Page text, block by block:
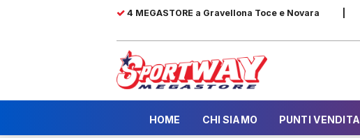
4 MEGASTORE a Gravellona Toce e Novara
HOME CHI SIAMO PUNTI VENDITA